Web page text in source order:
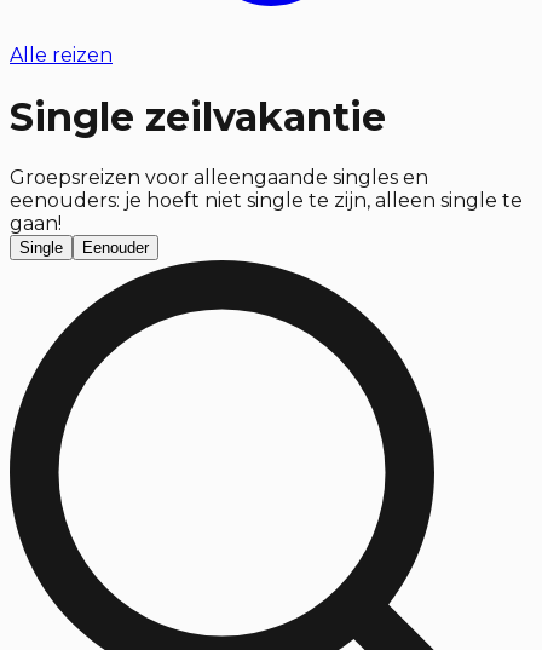
Alle reizen
Single zeilvakantie
Groepsreizen voor alleengaande singles en
eenouders: je hoeft niet single te zijn, alleen single te
gaan!
Single Eenouder